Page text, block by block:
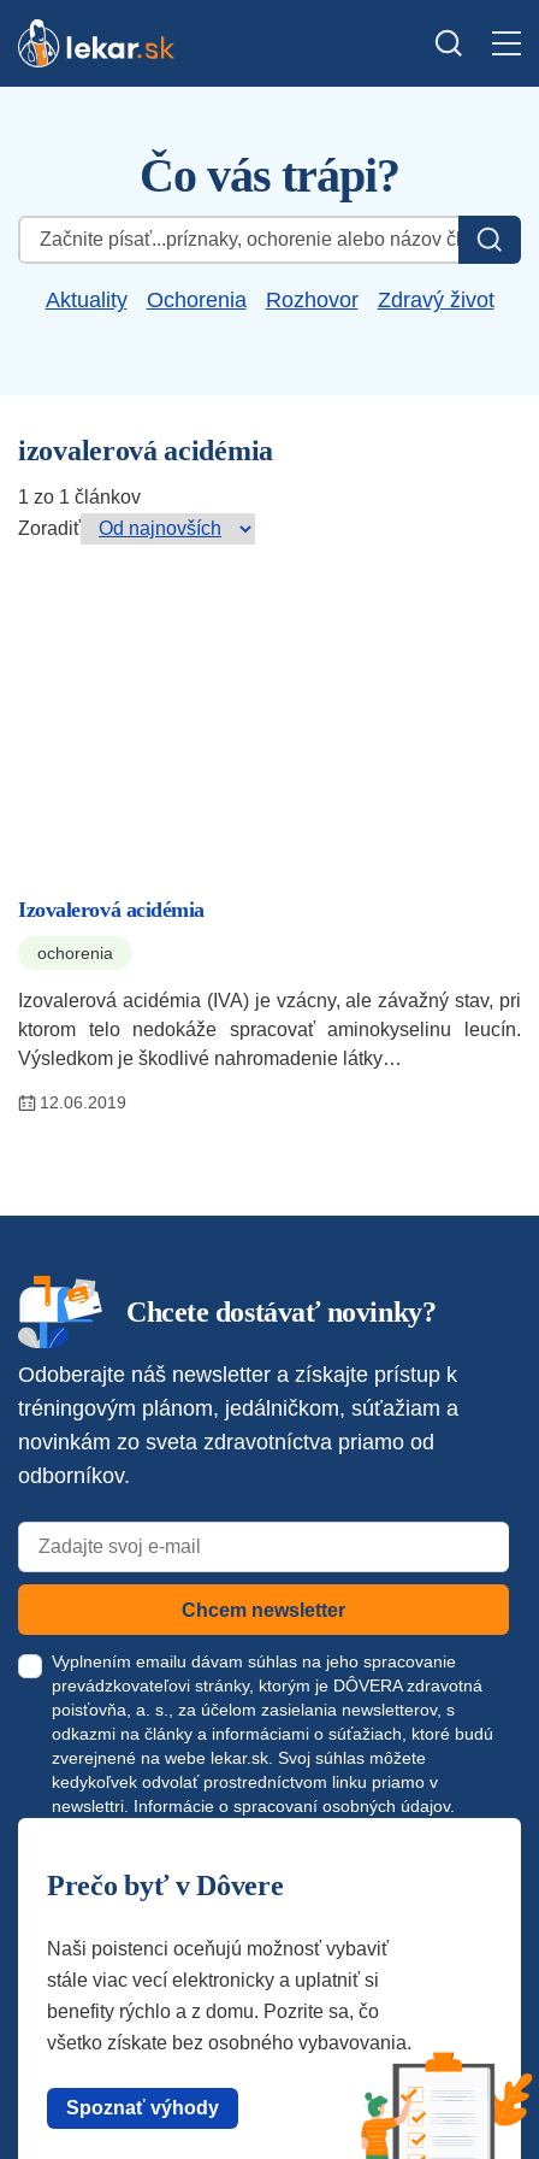
Čo vás trápi?
Hľadať:
Aktuality Ochorenia Rozhovor Zdravý život
izovalerová acidémia
1 zo 1 článkov
Zoradiť
Izovalerová acidémia
ochorenia
Izovalerová acidémia (IVA) je vzácny, ale závažný stav, pri
ktorom telo nedokáže spracovať aminokyselinu leucín.
Výsledkom je škodlivé nahromadenie látky…
12.06.2019
Chcete dostávať novinky?
Odoberajte náš newsletter a získajte prístup k
tréningovým plánom, jedálničkom, súťažiam a
novinkám zo sveta zdravotníctva priamo od
odborníkov.
Chcem newsletter
Vyplnením emailu dávam súhlas na jeho spracovanie
prevádzkovateľovi stránky, ktorým je DÔVERA zdravotná
poisťovňa, a. s., za účelom zasielania newsletterov, s
odkazmi na články a informáciami o súťažiach, ktoré budú
zverejnené na webe lekar.sk . Svoj súhlas môžete
kedykoľvek odvolať prostredníctvom linku priamo v
newslettri. Informácie o spracovaní osobných údajov.
Prečo byť v Dôvere
Naši poistenci oceňujú možnosť vybaviť
stále viac vecí elektronicky a uplatniť si
benefity rýchlo a z domu. Pozrite sa, čo
všetko získate bez osobného vybavovania.
Spoznať výhody